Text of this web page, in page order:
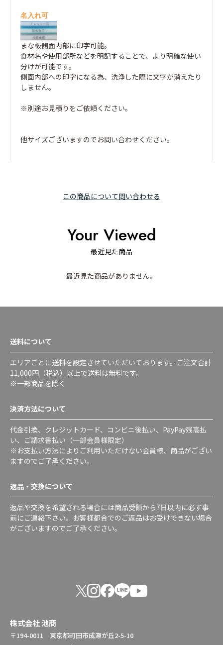
名入れ可
まな板側面内部に印字可能。
食材名や使用部所などを明記することで、より明確な使い
分けが可能です。
側面内部への印字になる為、洗浄した際に文字が消えたり
しません。
※別途お見積りをご依頼ください。
他サイズございますのでお問い合わせください。
この商品について問い合わせる
Your Viewed
最近見た商品
最近見た商品がありません。
送料について
エリアごとに送料を設定させていただいております。ご注文合計
11,000円（税込）以上で送料は無料です。
※一部商品を除く
決済方法について
代金引換、クレジットカード、コンビニ後払い、PayPay残高払
い、ご請求書払い（一部会員様限定）
※お支払い方法によりご利用いただけない会員様、商品がござい
ますのでご了承ください。
返品・交換について
返品や交換を希望される場合には商品受領から7日以内に必ず事
前にご連絡下さい。お客様都合でのご返品はお受けできない場合
がございますのでご了承ください。
株式会社 池商
〒194-0011 東京都町田市成瀬が丘2-5-10